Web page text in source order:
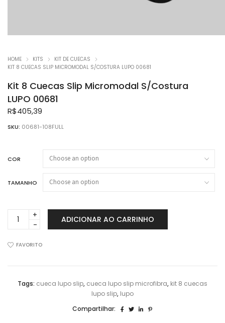
HOME KITS
KIT DE CUECAS
KIT 8 CUECAS SLIP MICROMODAL S/COSTURA LUPO 00681
Kit 8 Cuecas Slip Micromodal S/Costura
LUPO 00681
R$405,39
SKU: 00681-108FULL
COR
TAMANHO
Slip
00681
ADICIONAR AO CARRINHO
FAVORITO
Tags: cueca lupo slip, cueca lupo slip microfibra, kit 8 cuecas
lupo slip, lupo
Compartilhar: